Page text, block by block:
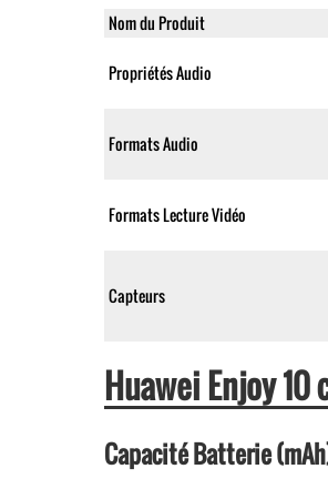
Nom du Produit
Propriétés Audio
Formats Audio
Formats Lecture Vidéo
Capteurs
Huawei Enjoy
Capacité Batterie